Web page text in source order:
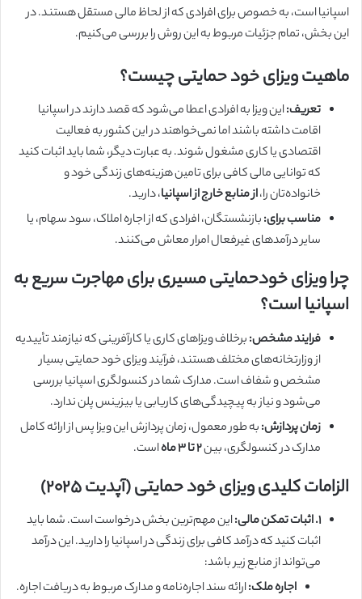
اسپانیا است، به خصوص برای افرادی که از لحاظ مالی مستقل هستند. در
این بخش، تمام جزئیات مربوط به این روش را بررسی می‌کنیم.
ماهیت ویزای خود حمایتی چیست؟
تعریف:این ویزا به افرادی اعطا می‌شود که قصد دارند در اسپانیا
اقامت داشته باشند اما نمی‌خواهند در این کشور به فعالیت
اقتصادی یا کاری مشغول شوند. به عبارت دیگر، شما باید اثبات کنید
که توانایی مالی کافی برای تامین هزینه‌های زندگی خود و
خانواده‌تان را،از منابع خارج از اسپانیا، دارید.
مناسب برای:بازنشستگان، افرادی که از اجاره املاک، سود سهام، یا
سایر درآمدهای غیرفعال امرار معاش می‌کنند.
چرا ویزای خودحمایتی مسیری برای مهاجرت سریع به
اسپانیا است؟
فرایند مشخص:برخلاف ویزاهای کاری یا کارآفرینی که نیازمند تأییدیه
از وزارتخانه‌های مختلف هستند، فرآیند ویزای خود حمایتی بسیار
مشخص و شفاف است. مدارک شما در کنسولگری اسپانیا بررسی
می‌شود و نیاز به پیچیدگی‌های کاریابی یا بیزینس پلن ندارد.
زمان پردازش:به طور معمول، زمان پردازش این ویزا پس از ارائه کامل
مدارک در کنسولگری، بین۲ تا ۳ ماه است.
الزامات کلیدی ویزای خود حمایتی (آپدیت ۲۰۲۵)
۱. اثبات تمکن مالی:
این مهم‌ترین بخش درخواست است. شما باید
اثبات کنید که درآمد کافی برای زندگی در اسپانیا را دارید. این درآمد
می‌تواند از منابع زیر باشد:
اجاره ملک:ارائه سند اجاره‌نامه و مدارک مربوط به دریافت اجاره.